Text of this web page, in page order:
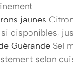
jaunes
disponibles,
Guérande Sel
selon